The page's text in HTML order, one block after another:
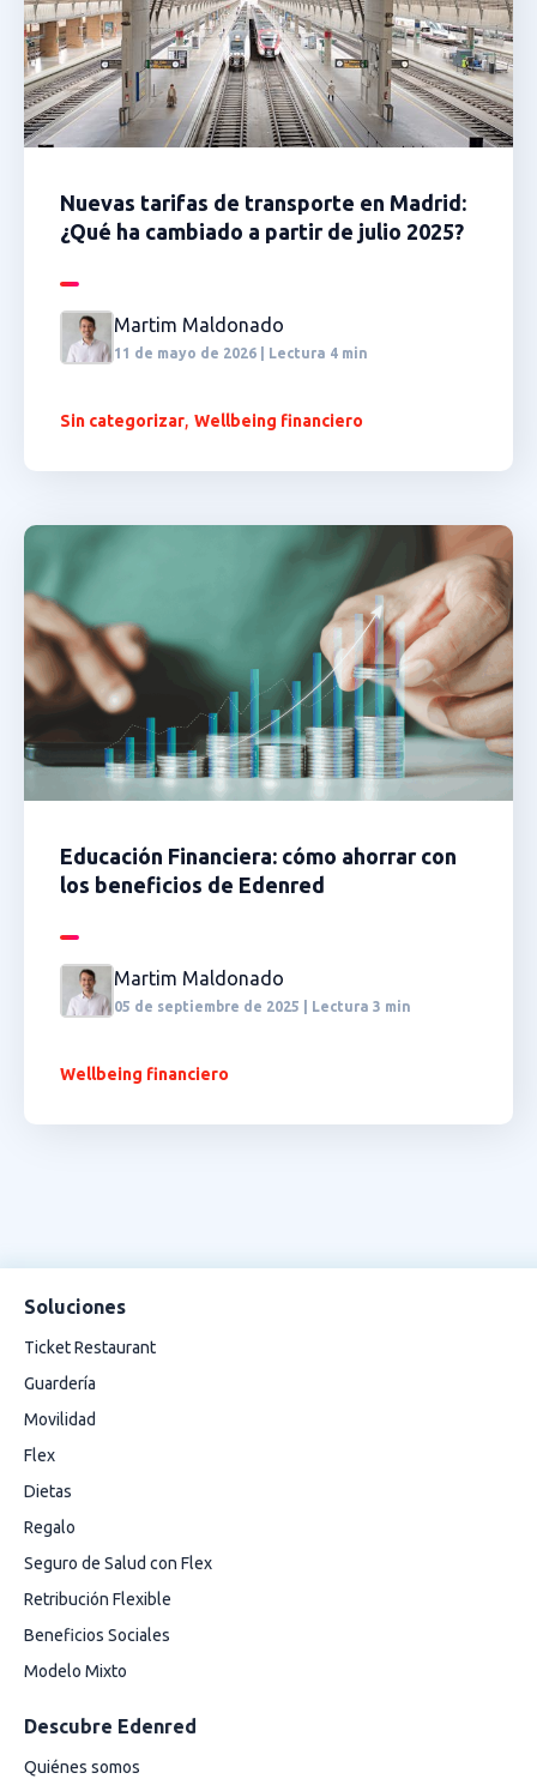
Nuevas tarifas de transporte en Madrid:
¿Qué ha cambiado a partir de julio 2025?
Martim Maldonado
11 de mayo de 2026 | Lectura 4 min
Sin categorizar, Wellbeing financiero
Educación Financiera: cómo ahorrar con
los beneficios de Edenred
Martim Maldonado
05 de septiembre de 2025 | Lectura 3 min
Wellbeing financiero
Soluciones
Ticket Restaurant
Guardería
Movilidad
Flex
Dietas
Regalo
Seguro de Salud con Flex
Retribución Flexible
Beneficios Sociales
Modelo Mixto
Descubre Edenred
Quiénes somos